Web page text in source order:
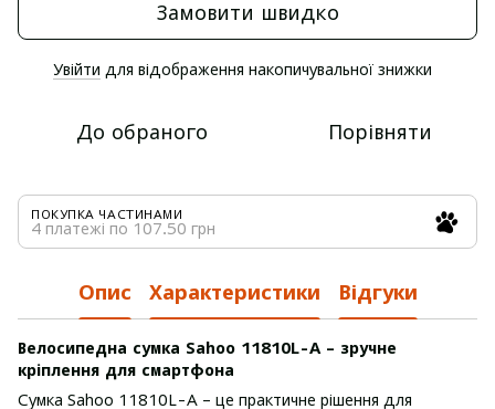
Замовити швидко
Увійти для відображення накопичувальної знижки
До обраного Порівняти
ПОКУПКА ЧАСТИНАМИ
4 платежі по 107.50 грн
Опис Характеристики Відгуки
Велосипедна сумка Sahoo 11810L-A – зручне
кріплення для смартфона
Сумка Sahoo 11810L-A – це практичне рішення для